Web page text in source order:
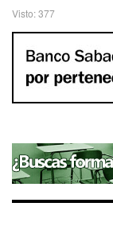
Visto: 377